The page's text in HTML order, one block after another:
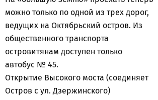
можно только по одной из трех дорог,
ведущих на Октябрьский остров. Из
общественного транспорта
островитянам доступен только
автобус № 45.
Открытие Высокого моста (соединяет
Остров с ул. Дзержинского)